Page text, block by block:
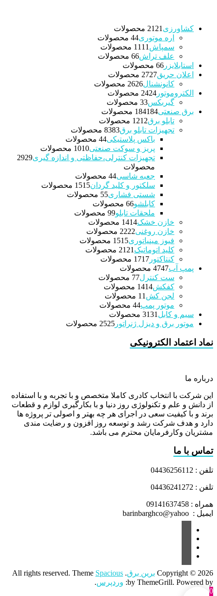
کشاورزی 21 21 محصولات
اره موتوری 44 محصولات
سمپاش
11 11 محصولات
علف تراش 66 محصولات
استابلایزر
66 محصولات
اعلان حریق
2727 محصولات
کانونشنال
2626 محصولات
الکتروموتور
2424 محصولات
گیربکس 33 محصولات
برق صنعتی
184184 محصولات
تابلو برق
1212 محصولات
تجهیزات تابلو برق
8383 محصولات
باکس پلاستیکی 44 محصولات
پریز و سوکت صنعتی
1010 محصولات
تجهیزات کنترلی،حفاظتی و اندازه گیری
2929
محصولات
جعبه شاسی 44 محصولات
سلکتور و کلید گردان
1515 محصولات
شستی فشاری 55 محصولات
کابلشو 66 محصولات
ملحقات تابلو 99 محصولات
خازن خشک
1414 محصولات
خازن روغنی
2222 محصولات
فیوز مینیاتوری
1515 محصولات
کلید اتوماتیک
21 21 محصولات
کنتاکتور
1717 محصولات
پمپ آب
4747 محصولات
ست کنترل 77 محصولات
کفکش
1414 محصولات
لجن کش
1 1 محصولات
موتور پمپ 44 محصولات
سیم و کابل
3131 محصولات
موتور برق و دیزل ژنراتور
2525 محصولات
نماد اعتماد الکترونیکی
درباره ما
این شرکت با انتخاب کادری کاملا متخصص و با تجربه و با استفاده
از دانش و علم و تکنولوژی روز دنیا و با بکارگیری لوازم و قطعات
برند و با کیفیت سعی در اجرای هر چه بهتر و اصولی تر پروژه ها
دارد و هدف شرکت رشد و توسعه روز افزون و رضایت مندی
مشتریان وکارفرمایان محترم می باشد.
تماس با ما
تلفن : 04436256112
تلفن : 04436241272
همراه : 09141637458
ایمیل : barinbarghco@yahoo
Copyright © 2026 برین برق. All rights reserved. Theme
Spacious
by ThemeGrill. Powered by: وردپرس.
0